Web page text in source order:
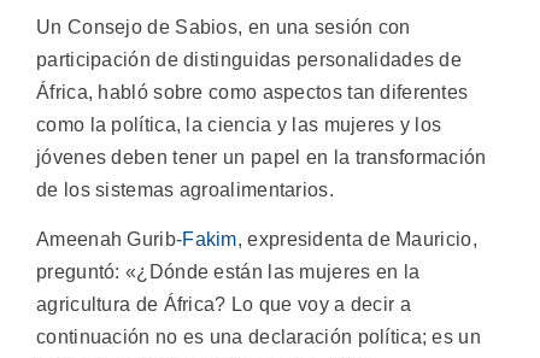
Un Consejo de Sabios, en una sesión con
participación de distinguidas personalidades de
África, habló sobre como aspectos tan diferentes
como la política, la ciencia y las mujeres y los
jóvenes deben tener un papel en la transformación
de los sistemas agroalimentarios.
Ameenah Gurib-Fakim, expresidenta de Mauricio,
preguntó: «¿Dónde están las mujeres en la
agricultura de África? Lo que voy a decir a
continuación no es una declaración política; es un